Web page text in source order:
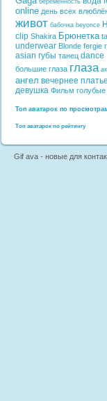
беременность
online день всех
живот бабочка beyonce
clip Shakira Брюнетка
underwear Blonde fergie
asian губы танец dance
большие глаза глаза
ангел вечернее платье
девушка Фильм голубые
Топ аватарок по
Топ аватарок по рейтингу
Gif ava - новые для